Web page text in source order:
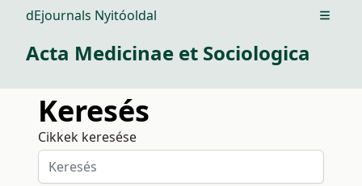
dEjournals Nyitóoldal Open
Acta Medicinae et Sociologica
Keresés
Cikkek keresése